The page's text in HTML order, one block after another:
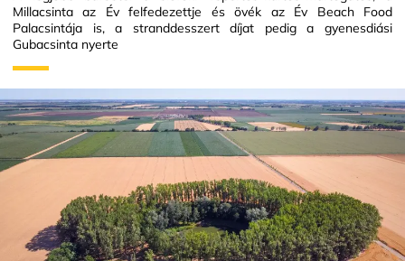
Millacsinta az Év felfedezettje és övék az Év Beach Food
Palacsintája is, a stranddesszert díjat pedig a gyenesdiási
Gubacsinta nyerte